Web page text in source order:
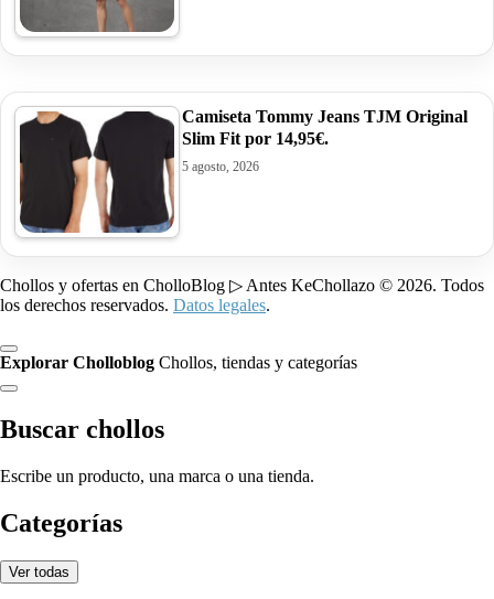
Camiseta Tommy Jeans TJM Original
Slim Fit por 14,95€.
5 agosto, 2026
Chollos y ofertas en CholloBlog ▷ Antes KeChollazo © 2026. Todos
los derechos reservados. Datos legales.
Explorar Cholloblog Chollos, tiendas y categorías
Buscar chollos
Escribe un producto, una marca o una tienda.
Categorías
Ver todas